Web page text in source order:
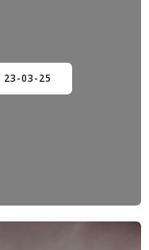
23-03-25